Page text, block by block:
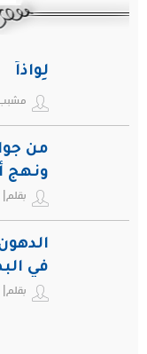
لِواذاً
مشبب
من
ونهج
في